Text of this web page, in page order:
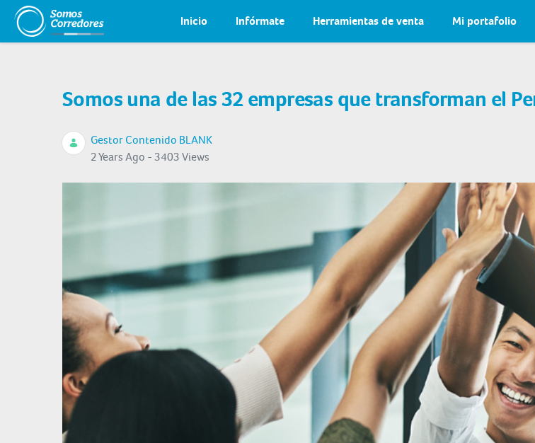
Inicio Infórmate Herramientas de venta Mi portafolio
Somos una de las 32 empresas que transforman el
Gestor Contenido BLANK
2 Years Ago - 3403 Views